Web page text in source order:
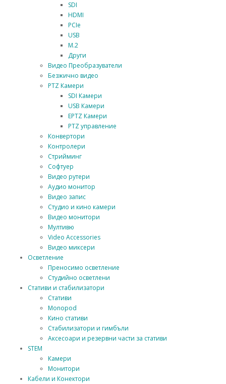
SDI
HDMI
PCIe
USB
М.2
Други
Видео Преобразуватели
Безжично видео
PTZ Камери
SDI Камери
USB Камери
EPTZ Камери
PTZ управление
Конвертори
Контролери
Стрийминг
Софтуер
Видео рутери
Аудио монитор
Видео запис
Студио и кино камери
Видео монитори
Мултивю
Video Accessories
Видео миксери
Осветление
Преносимо осветление
Студийно осветлени
Стативи и стабилизатори
Стативи
Monopod
Кино стативи
Стабилизатори и гимбъли
Аксесоари и резервни части за стативи
STEM
Камери
Монитори
Кабели и Конектори